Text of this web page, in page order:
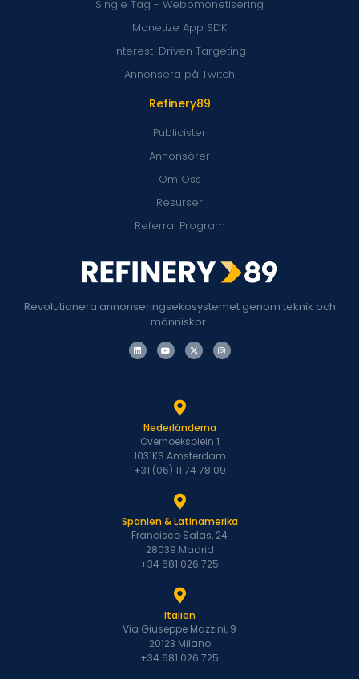
Revolutionera annonseringsekosystemet genom teknik och
människor.
Refinery89
Publicister
Annonsörer
Om Oss
Resurser
Referral Program
Single Tag - Webbmonetisering
Monetize App SDK
Interest-Driven Targeting
Annonsera på Twitch
Nederländerna
Overhoeksplein 1
1031KS Amsterdam
+31 (06) 11 74 78 09
Spanien & Latinamerika
Francisco Salas, 24
28039 Madrid
+34 681 026 725
Italien
Via Giuseppe Mazzini, 9
20123 Milano
+34 681 026 725